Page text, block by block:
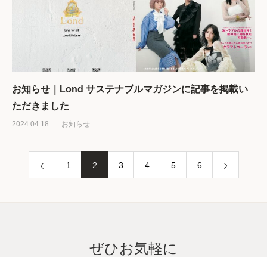
お知らせ｜Lond サステナブルマガジンに記事を掲載い
ただきました
2024.04.18 お知らせ
1 2 3 4 5 6
ぜひお気軽に